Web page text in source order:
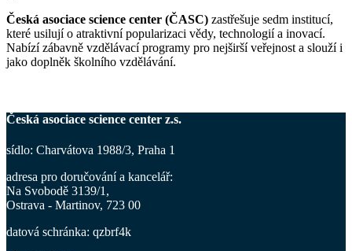
Česká asociace science center (ČASC) zastřešuje sedm institucí,
které usilují o atraktivní popularizaci vědy, technologií a inovací.
Nabízí zábavně vzdělávací programy pro nejširší veřejnost a slouží i
jako doplněk školního vzdělávání.
Česká asociace science center z.s.
sídlo: Charvátova 1988/3, Praha 1
adresa pro doručování a kancelář:
Na Svobodě 3139/1,
Ostrava - Martinov, 723 00
datová schránka: qzbrf4k